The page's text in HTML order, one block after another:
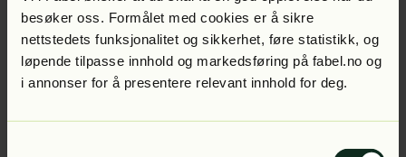
besøker oss. Formålet med cookies er å sikre
nettstedets funksjonalitet og sikkerhet, føre statistikk, og
løpende tilpasse innhold og markedsføring på fabel.no og
i annonser for å presentere relevant innhold for deg.